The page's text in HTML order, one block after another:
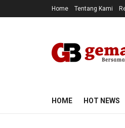
Home Tentang Kami
HOME HOT NEWS